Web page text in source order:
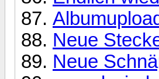
Neue
Neue